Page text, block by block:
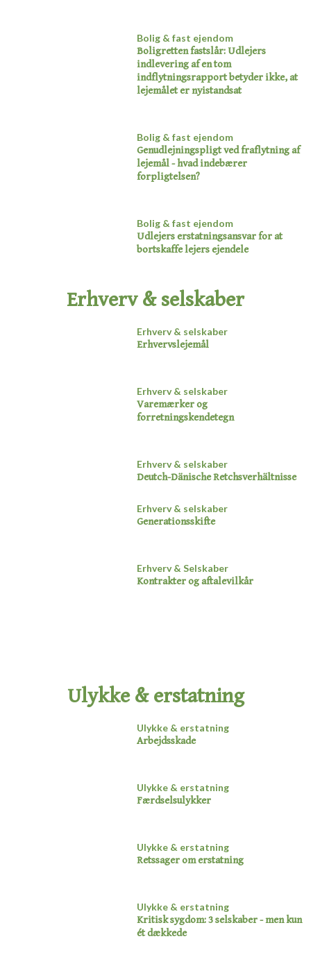
Bolig & fast ejendom
Boligretten fastslår: Udlejers
indlevering af en tom
indflytningsrapport betyder ikke, at
lejemålet er nyistandsat​
Bolig & fast ejendom
Genudlejningspligt ved fraflytning af
lejemål - hvad indebærer
forpligtelsen?​
Bolig & fast ejendom
Udlejers erstatningsansvar for at
bortskaffe lejers ejendele​
Erhverv & selskaber​
Erhverv & selskaber
Erhvervslejemål​
Erhverv & selskaber
Varemærker og
forretningskendetegn​
Erhverv & selskaber
Deutch-Dänische Retchsverhältnisse​
Erhverv & selskaber
Generationsskifte​
Erhverv & Selskaber
Kontrakter ogaftalevilkår
Ulykke & erstatning​
Ulykke & erstatning​
Arbejdsskade
Ulykke & erstatning
Færdselsulykker​
Ulykke & erstatning
Retssager om erstatning​
Ulykke & erstatning
Kritisk sygdom: 3 selskaber - men kun
ét dækkede​